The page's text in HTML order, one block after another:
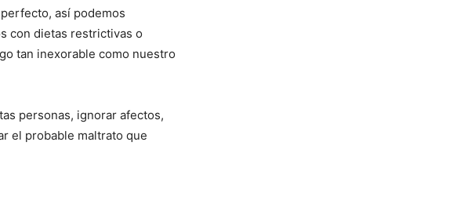
así podemos
con dietas restrictivas o
tan inexorable como nuestro
personas, ignorar afectos,
el probable maltrato que